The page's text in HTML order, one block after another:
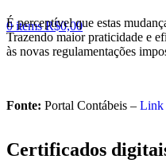
0items R$0,00
É perceptível que estas
Trazendo maior praticidade e
às novas regulamentações
Fonte: Portal Contábeis – Link
Certificados